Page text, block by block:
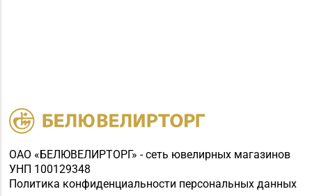
ОАО «БЕЛЮВЕЛИРТОРГ» - сеть ювелирных магазинов
УНП 100129348
Политика конфиденциальности персональных данных